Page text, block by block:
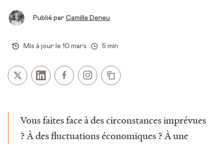
Publié par Camille Deneu
Mis à jour le 10 mars 5 min
Vous faites face à des circonstances imprévues
? À des fluctuations économiques ? À une